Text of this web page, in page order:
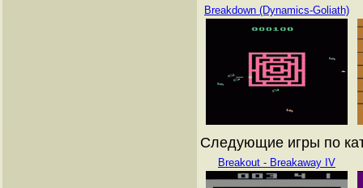
Breakdown (Dynamics-Goliath)
Следующие игры по
Breakout - Breakaway IV